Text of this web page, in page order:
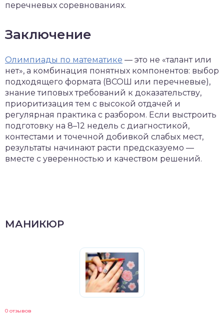
перечневых соревнованиях.
Заключение
Олимпиады по математике — это не «талант или
нет», а комбинация понятных компонентов: выбор
подходящего формата (ВСОШ или перечневые),
знание типовых требований к доказательству,
приоритизация тем с высокой отдачей и
регулярная практика с разбором. Если выстроить
подготовку на 8–12 недель с диагностикой,
контестами и точечной добивкой слабых мест,
результаты начинают расти предсказуемо —
вместе с уверенностью и качеством решений.
МАНИКЮР
0 отзывов